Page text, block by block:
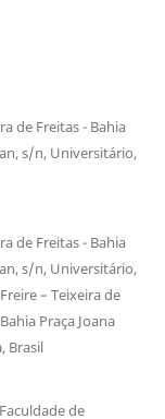
de Freitas - Bahia
s/n, Universitário,
de Freitas - Bahia
s/n, Universitário,
– Teixeira de
Praça Joana
Brasil
de